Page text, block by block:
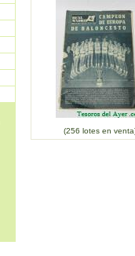
(256 lotes en